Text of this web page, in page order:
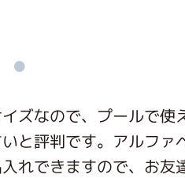
ズなので、プールで使
と評判です。アルファ
れできますので、お友